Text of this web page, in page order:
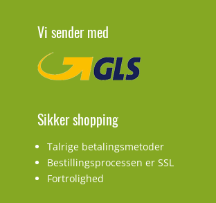
Vi sender med
Sikker shopping
Talrige betalingsmetoder
Bestillingsprocessen er SSL
Fortrolighed